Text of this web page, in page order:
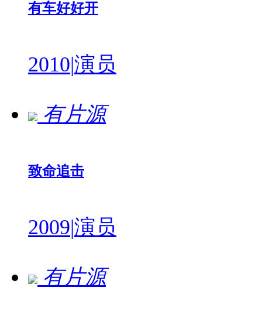
有车好好开
2010|演员
有片源
致命追击
2009|演员
有片源